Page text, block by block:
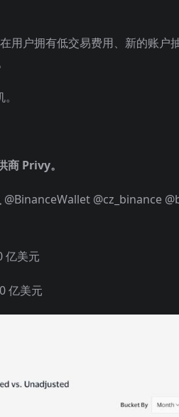
户拥有低交易费用、新的账户
商 Privy。
@BinanceWallet @cz_binance
亿美元
亿美元